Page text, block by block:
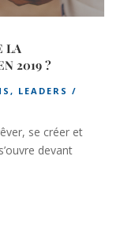
LA
2019 ?
, LEADERS /
se créer et
devant